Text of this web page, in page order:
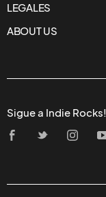
LEGALES
ABOUT US
Sigue a Indie Rocks!